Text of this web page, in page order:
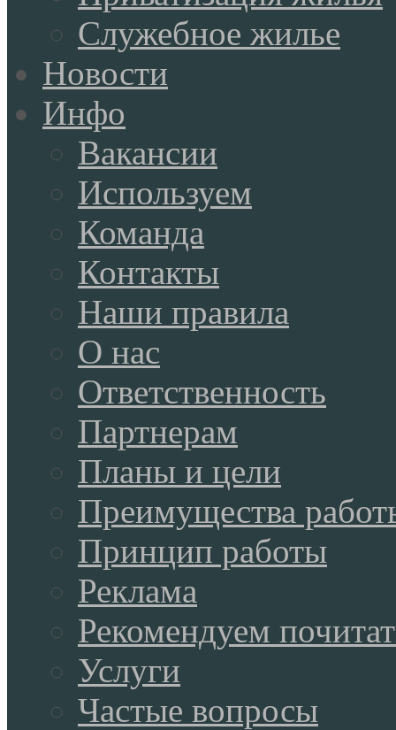
Служебное жилье
Новости
Инфо
Вакансии
Используем
Команда
Контакты
Наши правила
О нас
Ответственность
Партнерам
Планы и цели
Преимущества
Принцип работы
Реклама
Рекомендуем
Услуги
Частые вопросы